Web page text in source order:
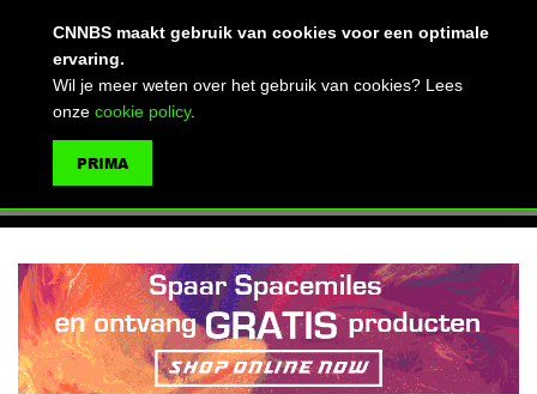
CNNBS maakt gebruik van cookies voor een optimale
ervaring.
Wil je meer weten over het gebruik van cookies? Lees
onze cookie policy.
PRIMA